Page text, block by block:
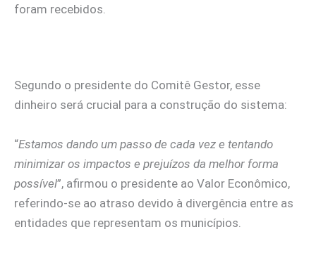
foram recebidos.
Segundo o presidente do Comitê Gestor, esse
dinheiro será crucial para a construção do sistema:
“Estamos dando um passo de cada vez e tentando
minimizar os impactos e prejuízos da melhor forma
possível”, afirmou o presidente ao Valor Econômico,
referindo-se ao atraso devido à divergência entre as
entidades que representam os municípios.